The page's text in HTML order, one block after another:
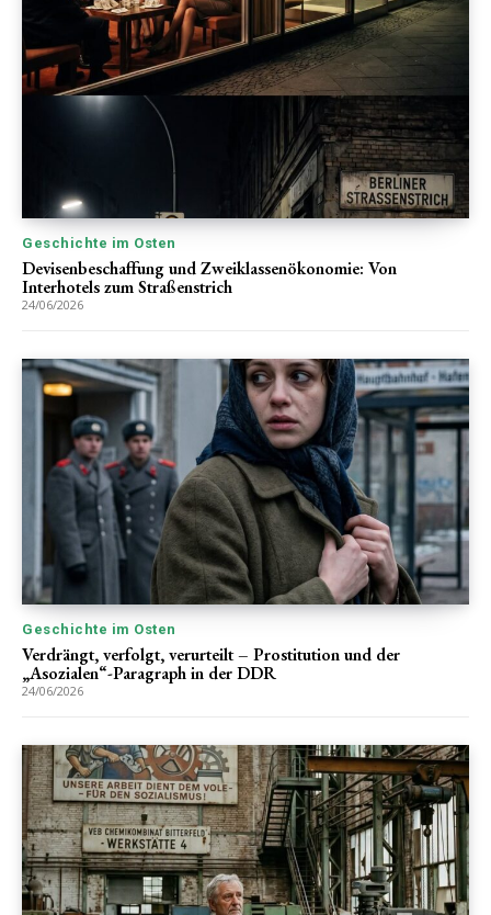
Geschichte im Osten
Devisenbeschaffung und Zweiklassenökonomie: Von
Interhotels zum Straßenstrich
24/06/2026
Geschichte im Osten
Verdrängt, verfolgt, verurteilt – Prostitution und der
„Asozialen“-Paragraph in der DDR
24/06/2026